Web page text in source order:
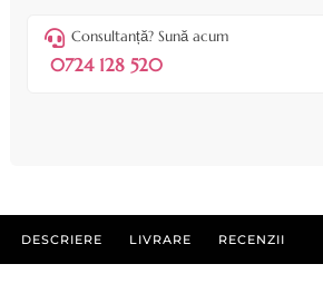
Consultanță? Sună acum
0724 128 520
DESCRIERE LIVRARE RECENZII